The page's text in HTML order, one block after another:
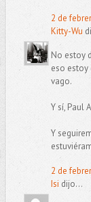
2 de
Kitty-Wu
No estoy
eso estoy
vago.
Y sí, Paul
Y
2 de
Isi dijo...